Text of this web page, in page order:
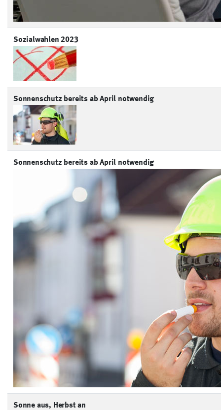
Sozialwahlen 2023
Sonnenschutz bereits ab April notwendig
Sonnenschutz bereits ab April notwendig
Sonne aus, Herbst an